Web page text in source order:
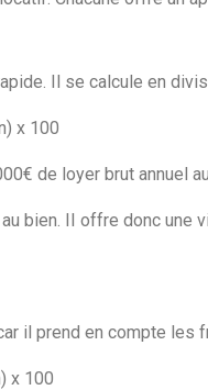
Il se calcule en
x 100
de loyer brut annuel
bien. Il offre donc
il prend en compte les
x 100